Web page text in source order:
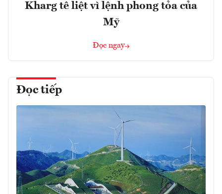
Kharg tê liệt vì lệnh phong tỏa của
Mỹ
Đọc ngay
Đọc tiếp